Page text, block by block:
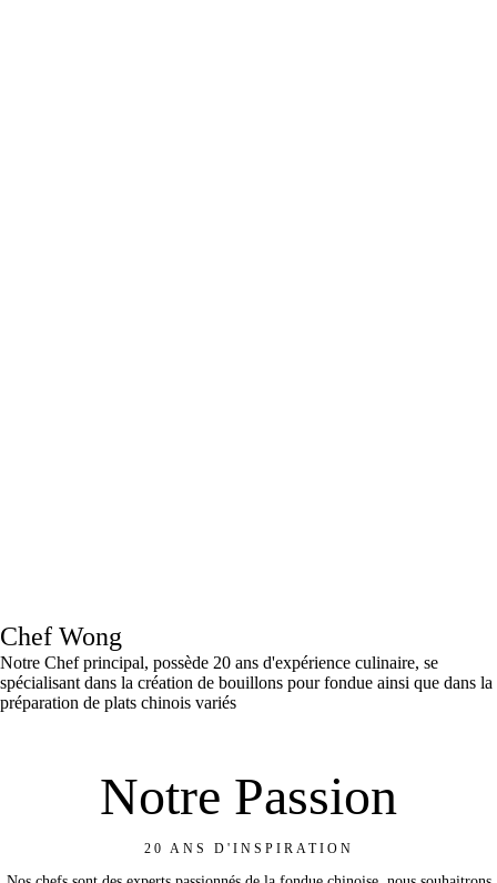
Chef Wong
Notre Chef principal, possède 20 ans d'expérience culinaire, se
spécialisant dans la création de bouillons pour fondue ainsi que dans la
préparation de plats chinois variés
Notre Passion
20 ANS D'INSPIRATION